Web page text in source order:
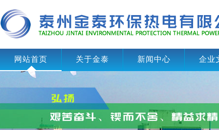
网站首页 关于金泰 新闻中心 企业